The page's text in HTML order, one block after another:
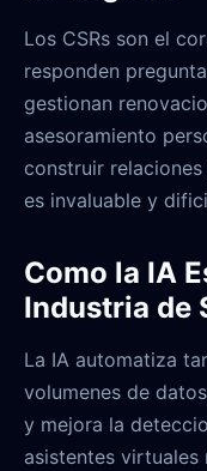
Los CSRs son el
responden
gestionan
asesoramiento
construir
es invaluable y
Como la IA
Industria de
La IA automatiza
volumenes de
y mejora la
asistentes virtuales